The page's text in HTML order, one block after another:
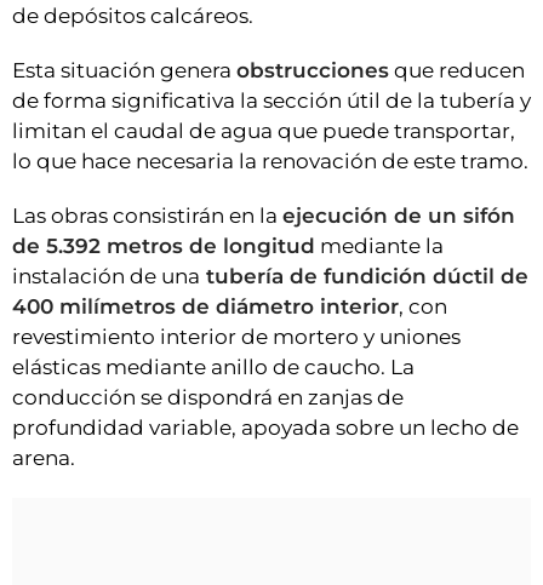
de depósitos calcáreos.
Esta situación genera obstrucciones que reducen
de forma significativa la sección útil de la tubería y
limitan el caudal de agua que puede transportar,
lo que hace necesaria la renovación de este tramo.
Las obras consistirán en la ejecución de un sifón
de 5.392 metros de longitud mediante la
instalación de una tubería de fundición dúctil de
400 milímetros de diámetro interior, con
revestimiento interior de mortero y uniones
elásticas mediante anillo de caucho. La
conducción se dispondrá en zanjas de
profundidad variable, apoyada sobre un lecho de
arena.